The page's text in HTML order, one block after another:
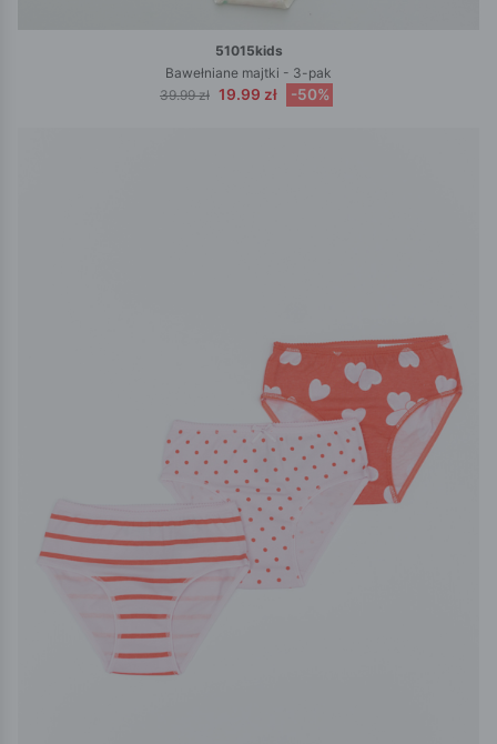
51015kids
Bawełniane majtki - 3-pak
39.99 zł 19.99 zł -50%